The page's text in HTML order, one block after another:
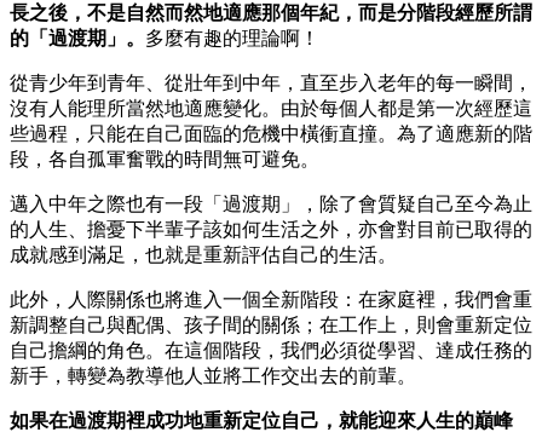
長之後，不是自然而然地適應那個年紀，而是分階段經歷所謂
的「過渡期」。 多麼有趣的理論啊！
從青少年到青年、從壯年到中年，直至步入老年的每一瞬間，
沒有人能理所當然地適應變化。由於每個人都是第一次經歷這
些過程，只能在自己面臨的危機中橫衝直撞。為了適應新的階
段，各自孤軍奮戰的時間無可避免。
邁入中年之際也有一段「過渡期」，除了會質疑自己至今為止
的人生、擔憂下半輩子該如何生活之外，亦會對目前已取得的
成就感到滿足，也就是重新評估自己的生活。
此外，人際關係也將進入一個全新階段：在家庭裡，我們會重
新調整自己與配偶、孩子間的關係；在工作上，則會重新定位
自己擔綱的角色。在這個階段，我們必須從學習、達成任務的
新手，轉變為教導他人並將工作交出去的前輩。
如果在過渡期裡成功地重新定位自己，就能迎來人生的巔峰